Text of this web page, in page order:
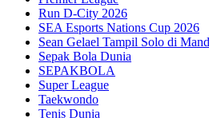
Run D-City 2026
SEA Esports Nations Cup 2026
Sean Gelael Tampil Solo di
Sepak Bola Dunia
SEPAKBOLA
Super League
Taekwondo
Tenis Dunia